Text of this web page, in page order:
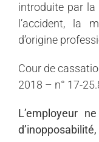
introduite par
l’accident, la
d’origine
Cour de
2018 – n° 17-
L’employeur